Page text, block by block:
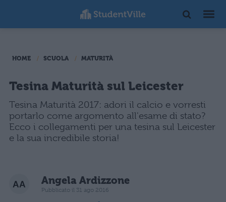
HOME SCUOLA MATURITÀ
Tesina Maturità sul Leicester
Tesina Maturità 2017: adori il calcio e vorresti
portarlo come argomento all'esame di stato?
Ecco i collegamenti per una tesina sul Leicester
e la sua incredibile storia!
Angela Ardizzone
Pubblicato il 31 ago 2016